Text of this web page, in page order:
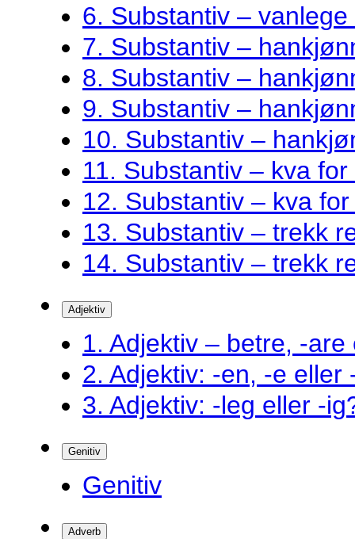
6. Substantiv –
7. Substantiv –
8. Substantiv –
9. Substantiv –
10. Substantiv –
11. Substantiv – kva
12. Substantiv – kva
13. Substantiv – trekk
14. Substantiv – trekk
Adjektiv
1. Adjektiv – betre, -are
2. Adjektiv: -en, -e eller
3. Adjektiv: -leg eller -
Genitiv
Genitiv
Adverb